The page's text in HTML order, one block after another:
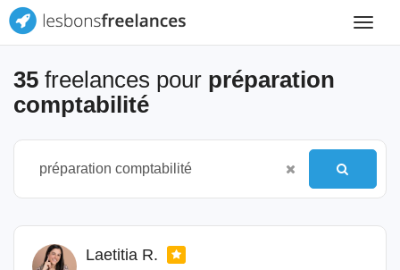
Toggle
35 freelances pour préparation
comptabilité
Laetitia R.